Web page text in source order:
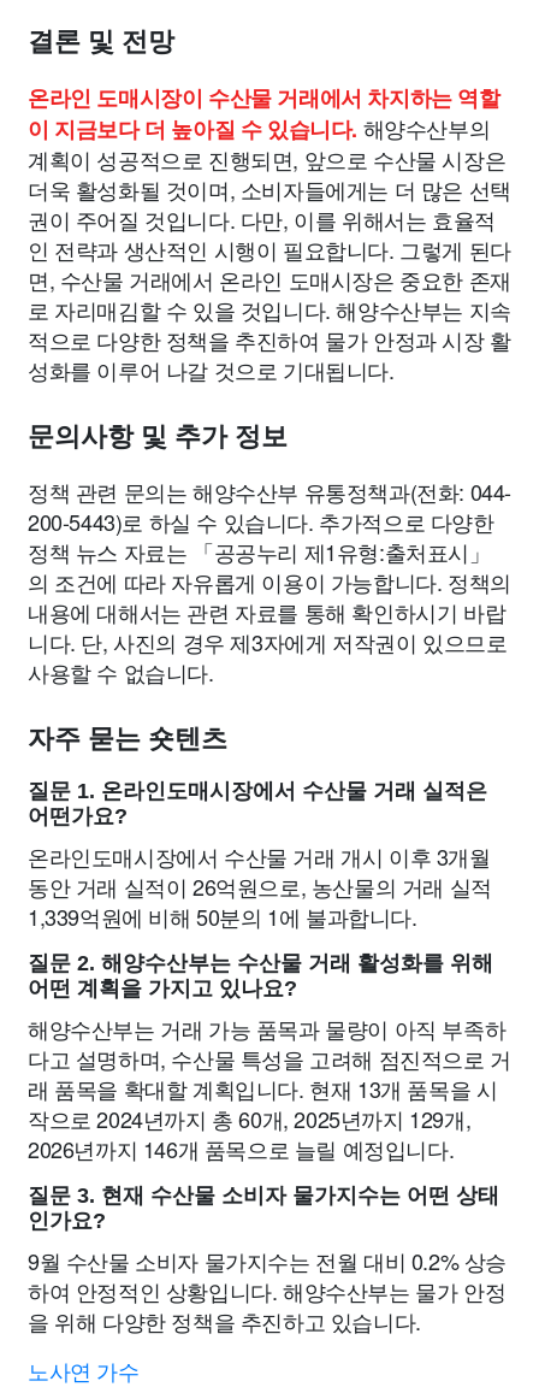
결론 및 전망
온라인 도매시장이 수산물 거래에서 차지하는 역할
이 지금보다 더 높아질 수 있습니다. 해양수산부의
계획이 성공적으로 진행되면, 앞으로 수산물 시장은
더욱 활성화될 것이며, 소비자들에게는 더 많은 선택
권이 주어질 것입니다. 다만, 이를 위해서는 효율적
인 전략과 생산적인 시행이 필요합니다. 그렇게 된다
면, 수산물 거래에서 온라인 도매시장은 중요한 존재
로 자리매김할 수 있을 것입니다. 해양수산부는 지속
적으로 다양한 정책을 추진하여 물가 안정과 시장 활
성화를 이루어 나갈 것으로 기대됩니다.
문의사항 및 추가 정보
정책 관련 문의는 해양수산부 유통정책과(전화: 044-
200-5443)로 하실 수 있습니다. 추가적으로 다양한
정책 뉴스 자료는 「공공누리 제1유형:출처표시」
의 조건에 따라 자유롭게 이용이 가능합니다. 정책의
내용에 대해서는 관련 자료를 통해 확인하시기 바랍
니다. 단, 사진의 경우 제3자에게 저작권이 있으므로
사용할 수 없습니다.
자주 묻는 숏텐츠
질문 1. 온라인도매시장에서 수산물 거래 실적은
어떤가요?
온라인도매시장에서 수산물 거래 개시 이후 3개월
동안 거래 실적이 26억원으로, 농산물의 거래 실적
1,339억원에 비해 50분의 1에 불과합니다.
질문 2. 해양수산부는 수산물 거래 활성화를 위해
어떤 계획을 가지고 있나요?
해양수산부는 거래 가능 품목과 물량이 아직 부족하
다고 설명하며, 수산물 특성을 고려해 점진적으로 거
래 품목을 확대할 계획입니다. 현재 13개 품목을 시
작으로 2024년까지 총 60개, 2025년까지 129개,
2026년까지 146개 품목으로 늘릴 예정입니다.
질문 3. 현재 수산물 소비자 물가지수는 어떤 상태
인가요?
9월 수산물 소비자 물가지수는 전월 대비 0.2% 상승
하여 안정적인 상황입니다. 해양수산부는 물가 안정
을 위해 다양한 정책을 추진하고 있습니다.
노사연 가수